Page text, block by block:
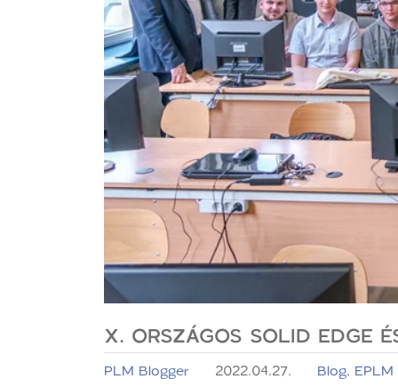
X. ORSZÁGOS SOLID EDGE
PLM Blogger 2022.04.27. Blog,